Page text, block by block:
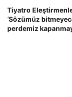
Tiyatro
‘Sözümüz
perdemiz